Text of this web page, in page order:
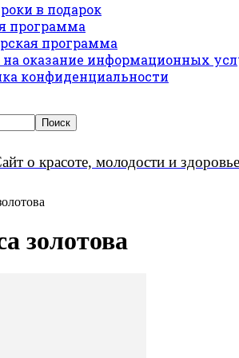
в подарок
программа
программа
на оказание информационных
конфиденциальности
о красоте, молодости и здоровье
золотова